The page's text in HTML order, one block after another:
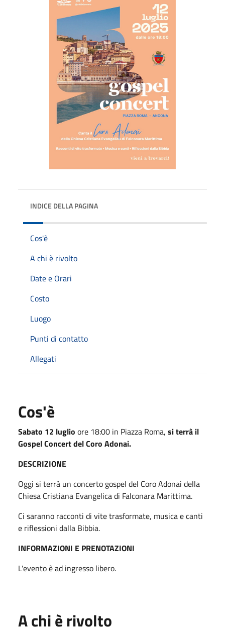
INDICE DELLA PAGINA
Cos'è
A chi è rivolto
Date e Orari
Costo
Luogo
Punti di contatto
Allegati
Cos'è
Sabato 12 luglio ore 18:00 in Piazza Roma, si terrà il
Gospel Concert del Coro Adonai.
DESCRIZIONE
Oggi si terrà un concerto gospel del Coro Adonai della
Chiesa Cristiana Evangelica di Falconara Marittima.
Ci saranno racconti di vite trasformate, musica e canti
e riflessioni dalla Bibbia.
INFORMAZIONI E PRENOTAZIONI
L'evento è ad ingresso libero.
A chi è rivolto